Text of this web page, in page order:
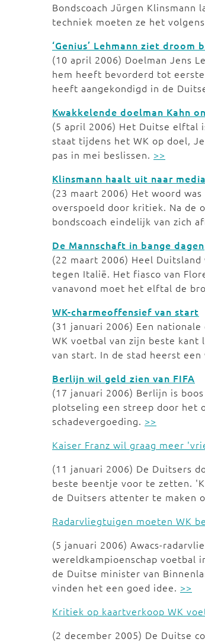
Bondscoach Jürgen Klinsmann
techniek moeten ze het
‘Genius’ Lehmann ziet droom
(10 april 2006) Doelman Jens
hem heeft bevorderd tot
heeft aangekondigd in de
Kwakkelende doelman Kahn
(5 april 2006) Het Duitse elftal
staat tijdens het WK op doel,
pas in mei beslissen. >>
Klinsmann haalt uit naar media
(23 maart 2006) Het woord
overspoeld door kritiek. Na de
bondscoach eindelijk van zich
De Mannschaft in bange dagen
(22 maart 2006) Heel
tegen Italië. Het fiasco van
vanavond moet het elftal de
WK-charmeoffensief van start
(31 januari 2006) Een
WK voetbal van zijn beste
van start. In de stad heerst een
Berlijn wil geld zien van FIFA
(17 januari 2006) Berlijn is
plotseling een streep door het
schadevergoeding. >>
Kaiser Franz wil graag meer
(11 januari 2006) De Duitsers
beste beentje voor te zetten.
de Duitsers attenter te maken
Radarvliegtuigen moeten WK
(5 januari 2006) Awacs-
wereldkampioenschap voetbal
de Duitse minister van
vinden het een goed idee. >>
Kritiek op kaartverkoop WK
(2 december 2005) De Duitse